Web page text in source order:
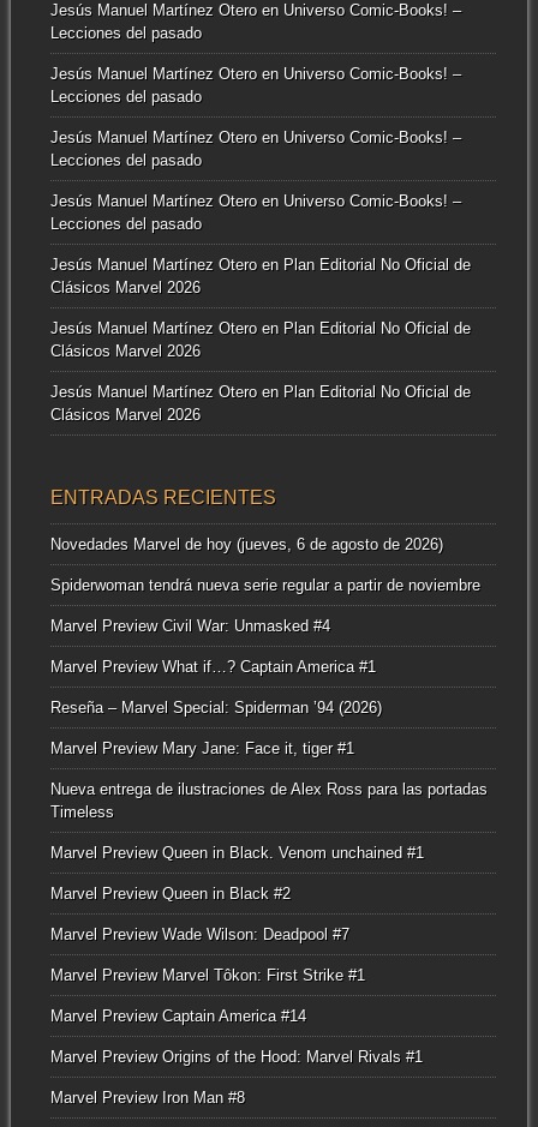
Jesús Manuel Martínez Oteroen Universo Comic-Books! –
Lecciones del pasado
Jesús Manuel Martínez Oteroen Universo Comic-Books! –
Lecciones del pasado
Jesús Manuel Martínez Oteroen Universo Comic-Books! –
Lecciones del pasado
Jesús Manuel Martínez Oteroen Universo Comic-Books! –
Lecciones del pasado
Jesús Manuel Martínez Oteroen Plan Editorial No Oficial de
Clásicos Marvel 2026
Jesús Manuel Martínez Oteroen Plan Editorial No Oficial de
Clásicos Marvel 2026
Jesús Manuel Martínez Oteroen Plan Editorial No Oficial de
Clásicos Marvel 2026
ENTRADAS RECIENTES
Novedades Marvel de hoy (jueves, 6 de agosto de 2026)
Spiderwoman tendrá nueva serie regular a partir de noviembre
Marvel Preview Civil War: Unmasked #4
Marvel Preview What if…? Captain America #1
Reseña – Marvel Special: Spiderman ’94 (2026)
Marvel Preview Mary Jane: Face it, tiger #1
Nueva entrega de ilustraciones de Alex Ross para las portadas
Timeless
Marvel Preview Queen in Black. Venom unchained #1
Marvel Preview Queen in Black #2
Marvel Preview Wade Wilson: Deadpool #7
Marvel Preview Marvel Tôkon: First Strike #1
Marvel Preview Captain America #14
Marvel Preview Origins of the Hood: Marvel Rivals #1
Marvel Preview Iron Man #8